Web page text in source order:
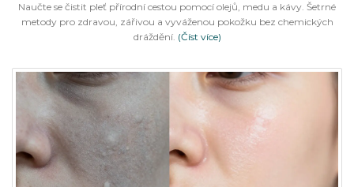
Naučte se čistit pleť přírodní cestou pomocí olejů, medu a kávy. Šetrné
metody pro zdravou, zářivou a vyváženou pokožku bez chemických
dráždění. (Číst více)